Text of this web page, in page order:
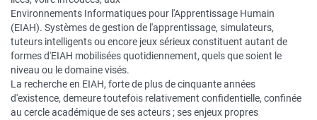
Environnements Informatiques pour l'Apprentissage Humain
(EIAH). Systèmes de gestion de l'apprentissage, simulateurs,
tuteurs intelligents ou encore jeux sérieux constituent autant de
formes d'EIAH mobilisées quotidiennement, quels que soient le
niveau ou le domaine visés.
La recherche en EIAH, forte de plus de cinquante années
d'existence, demeure toutefois relativement confidentielle, confinée
au cercle académique de ses acteurs ; ses enjeux propres